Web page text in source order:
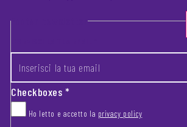
Footer newsletter
Checkboxes*
Ho letto e accetto la privacy policy